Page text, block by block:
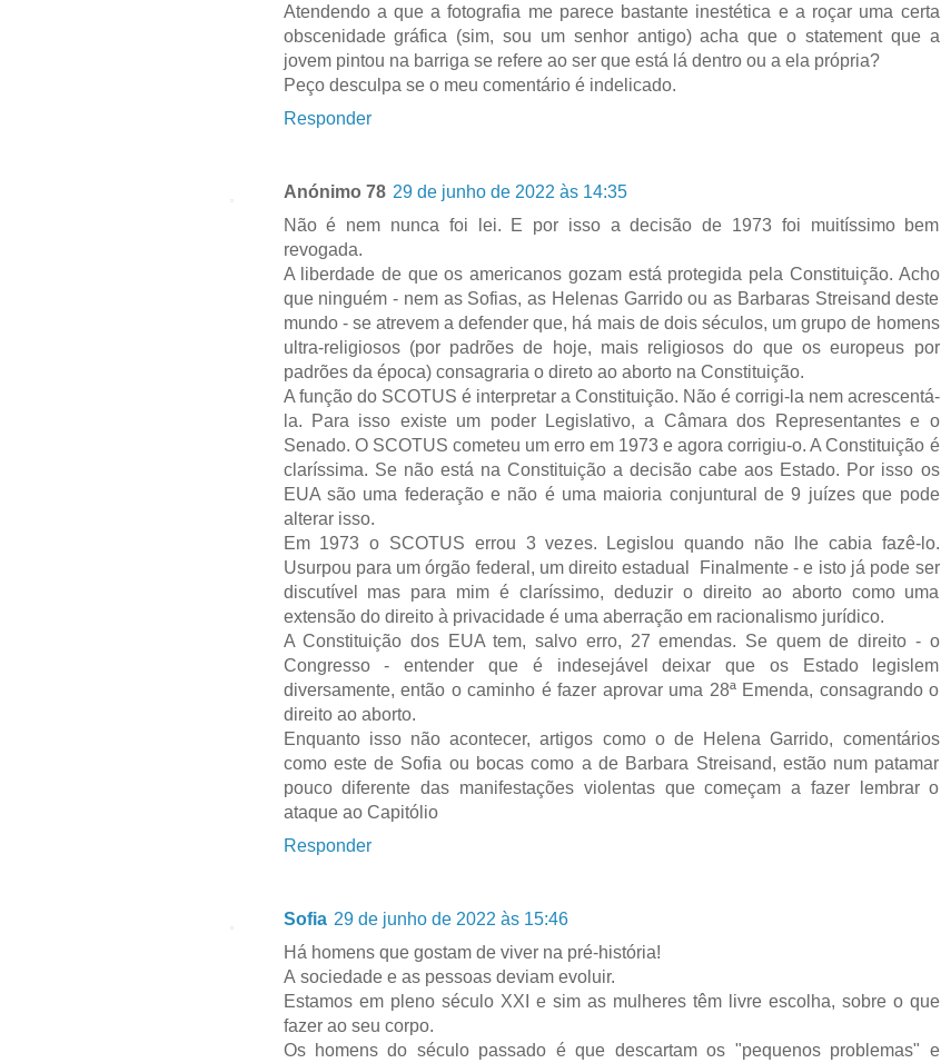
Atendendo a que a fotografia me parece bastante inestética e a roçar uma certa
obscenidade gráfica (sim, sou um senhor antigo) acha que o statement que a
jovem pintou na barriga se refere ao ser que está lá dentro ou a ela própria?
Peço desculpa se o meu comentário é indelicado.
Responder
Anónimo 78 29 de junho de 2022 às 14:35
Não é nem nunca foi lei. E por isso a decisão de 1973 foi muitíssimo bem
revogada.
A liberdade de que os americanos gozam está protegida pela Constituição. Acho
que ninguém - nem as Sofias, as Helenas Garrido ou as Barbaras Streisand deste
mundo - se atrevem a defender que, há mais de dois séculos, um grupo de homens
ultra-religiosos (por padrões de hoje, mais religiosos do que os europeus por
padrões da época) consagraria o direto ao aborto na Constituição.
A função do SCOTUS é interpretar a Constituição. Não é corrigi-la nem acrescentá-
la. Para isso existe um poder Legislativo, a Câmara dos Representantes e o
Senado. O SCOTUS cometeu um erro em 1973 e agora corrigiu-o. A Constituição é
claríssima. Se não está na Constituição a decisão cabe aos Estado. Por isso os
EUA são uma federação e não é uma maioria conjuntural de 9 juízes que pode
alterar isso.
Em 1973 o SCOTUS errou 3 vezes. Legislou quando não lhe cabia fazê-lo.
Usurpou para um órgão federal, um direito estadual Finalmente - e isto já pode ser
discutível mas para mim é claríssimo, deduzir o direito ao aborto como uma
extensão do direito à privacidade é uma aberração em racionalismo jurídico.
A Constituição dos EUA tem, salvo erro, 27 emendas. Se quem de direito - o
Congresso - entender que é indesejável deixar que os Estado legislem
diversamente, então o caminho é fazer aprovar uma 28ª Emenda, consagrando o
direito ao aborto.
Enquanto isso não acontecer, artigos como o de Helena Garrido, comentários
como este de Sofia ou bocas como a de Barbara Streisand, estão num patamar
pouco diferente das manifestações violentas que começam a fazer lembrar o
ataque ao Capitólio
Responder
Sofia 29 de junho de 2022 às 15:46
Há homens que gostam de viver na pré-história!
A sociedade e as pessoas deviam evoluir.
Estamos em pleno século XXI e sim as mulheres têm livre escolha, sobre o que
fazer ao seu corpo.
Os homens do século passado é que descartam os "pequenos problemas" e